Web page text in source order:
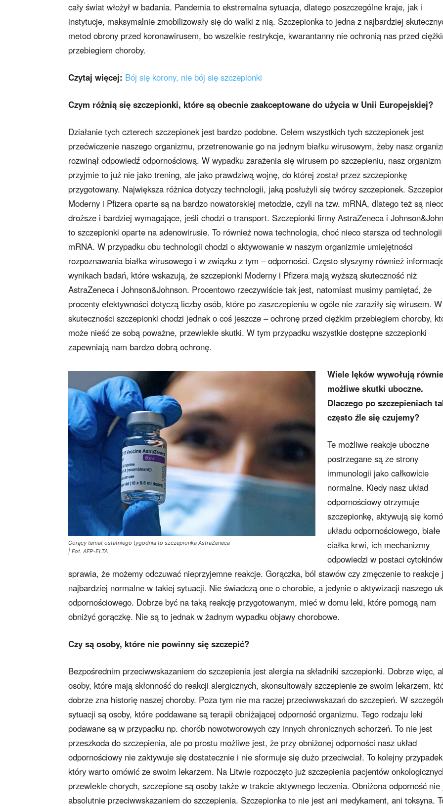
cały świat włożył w badania. Pandemia to ekstremalna sytuacja, dlatego poszczególne kraje, jak i
instytucje, maksymalnie zmobilizowały się do walki z nią. Szczepionka to jedna z najbardziej
metod obrony przed koronawirusem, bo wszelkie restrykcje, kwarantanny nie ochronią nas przed
przebiegiem choroby.
Czytaj więcej: Bój się korony, nie bój się szczepionki
Czym różnią się szczepionki, które są obecnie zaakceptowane do użycia w Unii Europejskiej?
Działanie tych czterech szczepionek jest bardzo podobne. Celem wszystkich tych szczepionek jest
przećwiczenie naszego organizmu, przetrenowanie go na jednym białku wirusowym, żeby nasz
rozwinął odpowiedź odpornościową. W wypadku zarażenia się wirusem po szczepieniu, nasz organizm
przyjmie to już nie jako trening, ale jako prawdziwą wojnę, do której został przez szczepionkę
przygotowany. Największa różnica dotyczy technologii, jaką posłużyli się twórcy szczepionek.
Moderny i Pfizera oparte są na bardzo nowatorskiej metodzie, czyli na tzw. mRNA, dlatego też są
droższe i bardziej wymagające, jeśli chodzi o transport. Szczepionki firmy AstraZeneca i
to szczepionki oparte na adenowirusie. To również nowa technologia, choć nieco starsza od technologii
mRNA. W przypadku obu technologii chodzi o aktywowanie w naszym organizmie umiejętności
rozpoznawania białka wirusowego i w związku z tym – odporności. Często słyszymy również
wynikach badań, które wskazują, że szczepionki Moderny i Pfizera mają wyższą skuteczność niż
AstraZeneca i Johnson&Johnson. Procentowo rzeczywiście tak jest, natomiast musimy pamiętać, że
procenty efektywności dotyczą liczby osób, które po zaszczepieniu w ogóle nie zaraziły się wirusem. W
skuteczności szczepionki chodzi jednak o coś jeszcze – ochronę przed ciężkim przebiegiem choroby,
może nieść ze sobą poważne, przewlekłe skutki. W tym przypadku wszystkie dostępne szczepionki
zapewniają nam bardzo dobrą ochronę.
Gorący temat ostatniego tygodnia to szczepionka AstraZeneca
| Fot. AFP-ELTA
Wiele lęków wywołują
możliwe skutki uboczne.
Dlaczego po szczepieniach
często źle się czujemy?
Te możliwe reakcje uboczne
postrzegane są ze strony
immunologii jako całkowicie
normalne. Kiedy nasz układ
odpornościowy otrzymuje
szczepionkę, aktywują się
układu odpornościowego, białe
ciałka krwi, ich mechanizmy
odpowiedzi w postaci
sprawia, że możemy odczuwać nieprzyjemne reakcje. Gorączka, ból stawów czy zmęczenie to reakcje
najbardziej normalne w takiej sytuacji. Nie świadczą one o chorobie, a jedynie o aktywizacji naszego
odpornościowego. Dobrze być na taką reakcję przygotowanym, mieć w domu leki, które pomogą nam
obniżyć gorączkę. Nie są to jednak w żadnym wypadku objawy chorobowe.
Czy są osoby, które nie powinny się szczepić?
Bezpośrednim przeciwwskazaniem do szczepienia jest alergia na składniki szczepionki. Dobrze więc,
osoby, które mają skłonność do reakcji alergicznych, skonsultowały szczepienie ze swoim lekarzem,
dobrze zna historię naszej choroby. Poza tym nie ma raczej przeciwwskazań do szczepień. W
sytuacji są osoby, które poddawane są terapii obniżającej odporność organizmu. Tego rodzaju leki
podawane są w przypadku np. chorób nowotworowych czy innych chronicznych schorzeń. To nie jest
przeszkoda do szczepienia, ale po prostu możliwe jest, że przy obniżonej odporności nasz układ
odpornościowy nie zaktywuje się dostatecznie i nie sformuje się dużo przeciwciał. To kolejny
który warto omówić ze swoim lekarzem. Na Litwie rozpoczęto już szczepienia pacjentów
przewlekle chorych, szczepione są osoby także w trakcie aktywnego leczenia. Obniżona odporność nie
absolutnie przeciwwskazaniem do szczepienia. Szczepionka to nie jest ani medykament, ani toksyna.